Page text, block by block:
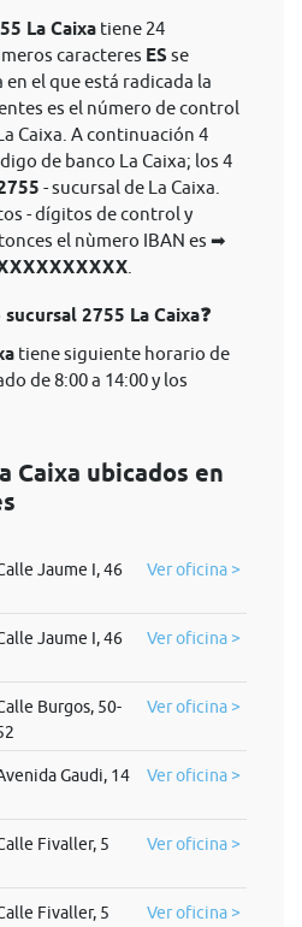
La Caixa tiene 24
caracteres ES se
el que está radicada la
es el número de control
Caixa. A continuación 4
de banco La Caixa; los 4
- sucursal de La Caixa.
- dígitos de control y
el nùmero IBAN es ➡
2755 La Caixa❓
tiene siguiente horario de
de 8:00 a 14:00 y los
Caixa ubicados en
Jaume I, 46 Ver oficina >
Jaume I, 46 Ver oficina >
Burgos, 50-
Ver oficina >
Gaudi, 14 Ver oficina >
Fivaller, 5 Ver oficina >
Fivaller, 5 Ver oficina >